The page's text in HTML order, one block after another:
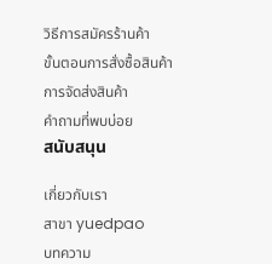
วิธีการสมัครร้านค้า
ขั้นตอนการสั่งซื้อสินค้า
การจัดส่งสินค้า
คำถามที่พบบ่อย
สนับสนุน
เกี่ยวกับเรา
สาขา yuedpao
บทความ